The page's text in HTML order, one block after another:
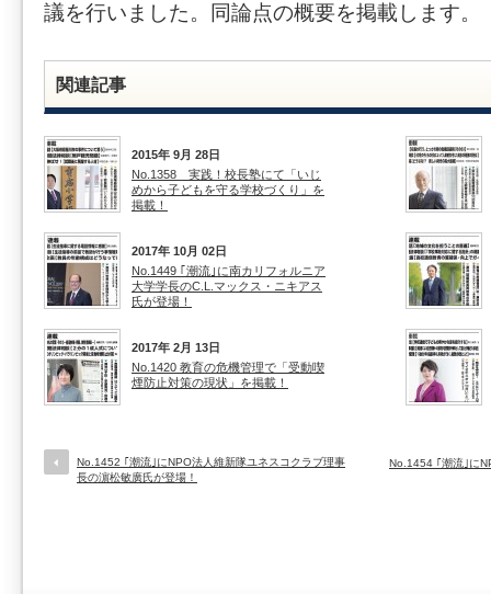
議を行いました。同論点の概要を掲載します。
関連記事
2015年 9月 28日
No.1358 実践！校長塾にて「いじ
めから子どもを守る学校づくり」を
掲載！
2017年 10月 02日
No.1449 ｢潮流｣に南カリフォルニア
大学学長のC.L.マックス・ニキアス
氏が登場！
2017年 2月 13日
No.1420 教育の危機管理で「受動喫
煙防止対策の現状」を掲載！
No.1452 ｢潮流｣にNPO法人維新隊ユネスコクラブ理事
長の濵松敏廣氏が登場！
No.1454 ｢潮流｣に